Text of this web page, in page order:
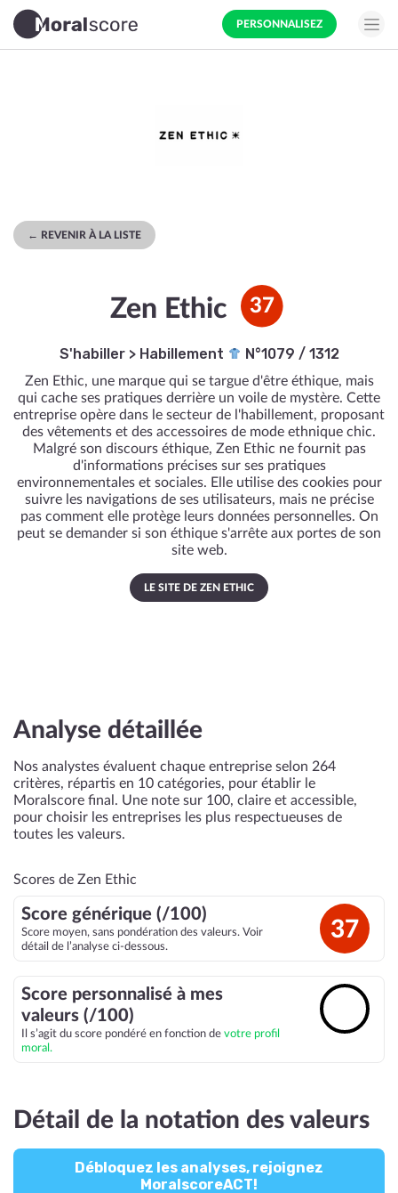
PERSONNALISEZ
← REVENIR À LA LISTE
Zen Ethic 37
S'habiller> Habillement N°1079 / 1312
Zen Ethic, une marque qui se targue d'être éthique, mais
qui cache ses pratiques derrière un voile de mystère. Cette
entreprise opère dans le secteur de l'habillement, proposant
des vêtements et des accessoires de mode ethnique chic.
Malgré son discours éthique, Zen Ethic ne fournit pas
d'informations précises sur ses pratiques
environnementales et sociales. Elle utilise des cookies pour
suivre les navigations de ses utilisateurs, mais ne précise
pas comment elle protège leurs données personnelles. On
peut se demander si son éthique s'arrête aux portes de son
site web.
LE SITE DE ZEN ETHIC
Analyse détaillée
Nos analystes évaluent chaque entreprise selon 264
critères, répartis en 10 catégories, pour établir le
Moralscore final. Une note sur 100, claire et accessible,
pour choisir les entreprises les plus respectueuses de
toutes les valeurs.
Scores de Zen Ethic
Score générique (/100)
Score moyen, sans pondération des valeurs. Voir
détail de l’analyse ci-dessous.
37
Score personnalisé à mes
valeurs (/100)
Il s’agit du score pondéré en fonction de votre profil
moral.
Détail de la notation des valeurs
Débloquez les analyses, rejoignez
MoralscoreACT!